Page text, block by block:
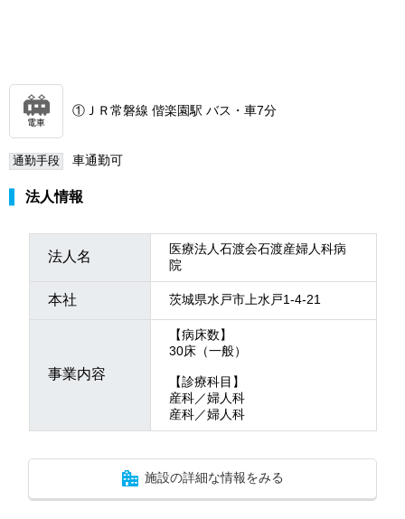
電車
①ＪＲ常磐線 偕楽園駅 バス・車7分
通勤手段 車通勤可
法人情報
法人名
医療法人石渡会石渡産婦人科病
院
本社 茨城県水戸市上水戸1-4-21
事業内容
【病床数】
30床（一般）
【診療科目】
産科／婦人科
産科／婦人科
施設の詳細な情報をみる